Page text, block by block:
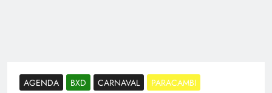
AGENDA BXD CARNAVAL PARACAMBI